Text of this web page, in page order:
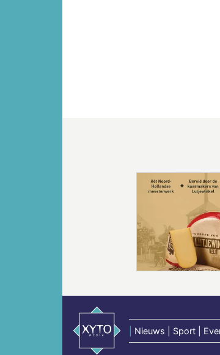
Nieuws | Sport |